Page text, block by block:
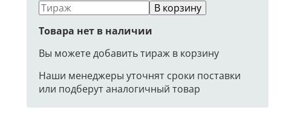
В корзину
Товара нет в наличии
Вы можете добавить тираж в корзину
Наши менеджеры уточнят сроки поставки
или подберут аналогичный товар